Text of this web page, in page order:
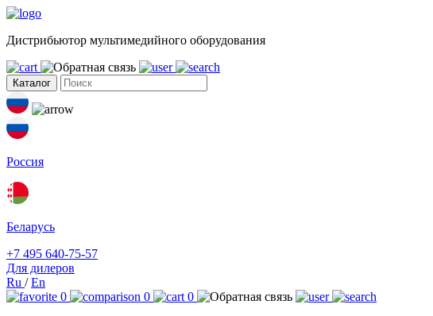
Дистрибьютор мультимедийного оборудования
Каталог
Россия
Беларусь
+7 495 640-75-57
Для дилеров
Ru /En
0
0
0